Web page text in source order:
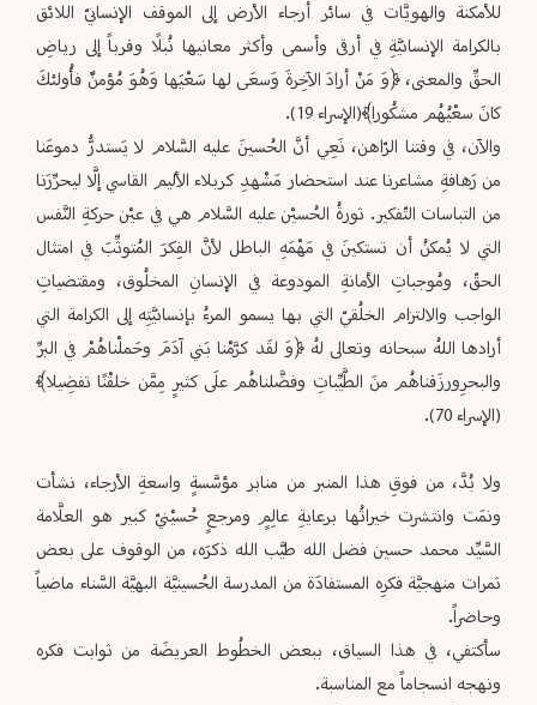
للأمكنة والهويَّات في سائر أرجاء الأرض إلى الموقف الإنسانيّ اللائق
بالكرامة ‏الإنسانيَّةِ في أرقى وأسمى وأكثر معانيها نُبلًا وقرباً إلى رياضِ
الحقِّ والمعنى، ﴿وَ مَنْ أرادَ الآخِرةَ وَسعَى لها سَعْيَها وَهُوَ ‏مُؤمنٌ فأُولئكَ
كانَ سعْيُهُم مشكُورا﴾(الإسراء 19).‏
والآن، في وقتنا الرّاهن، نَعِي أنَّ الحُسينَ عليه السَّلام لا يَستدرُّ دموعَنا
من رَهافةِ مشاعرنا عند استحضار مَشْهدِ كربلاء ‏الأليم القاسي إلَّا ليحرِّرَنا
من التباسات التّفكير. ثورةُ الحُسيْن عليه السَّلام هي في عيْن حركةِ النَّفس
التي لا يُمكنُ أن ‏تستكينَ في مَهْمَهِ الباطل لأنَّ الفِكرَ المُتوثِّبَ في امتثال
الحقّ، ومُوجباتِ الأمانةِ المودوعة في الإنسانِ المخلُوق، ومقتضياتِ
‏الواجب والالتزام الخلُقيّ التي بها يسمو المرءُ بإنسانيَّتِه إلى الكرامة التي
أرادها اللهُ سبحانه وتعالى لهُ ﴿وَ لقَد كرَّمْنا بَني آدَمَ ‏وحَملْناهُمْ في البرِّ
والبحرِورزَقناهُم منَ الطَّيِّباتِ وفضَّلناهُم علَى كثيرٍ مِمَّن خلقْنًا تفضِيلا﴾
(الإسراء 70).‏
ولا بُدَّ، من فوقِ هذا المنبر من منابر مؤسَّسةٍ واسعةِ الأرجاء، نشأت
ونمَت وانتشرت خيراتُها برعايةِ عالِمٍ ومرجعٍ حُسيْنيّ ‏كبير هو العلَّامة
السَّيِّد محمد حسين فضل الله طيَّب الله ذكرَه، من الوقوف على بعض
ثمرات منهجيَّة فكرِه المستفادَة من ‏المدرسة الحُسينيَّة البهيَّة السَّناء ماضياً
وحاضراً.‏
سأكتفي، في هذا السياق، ببعض الخطُوط العريضَة من ثوابت فكره
ونهجه انسجاماً مع المناسبة.‏